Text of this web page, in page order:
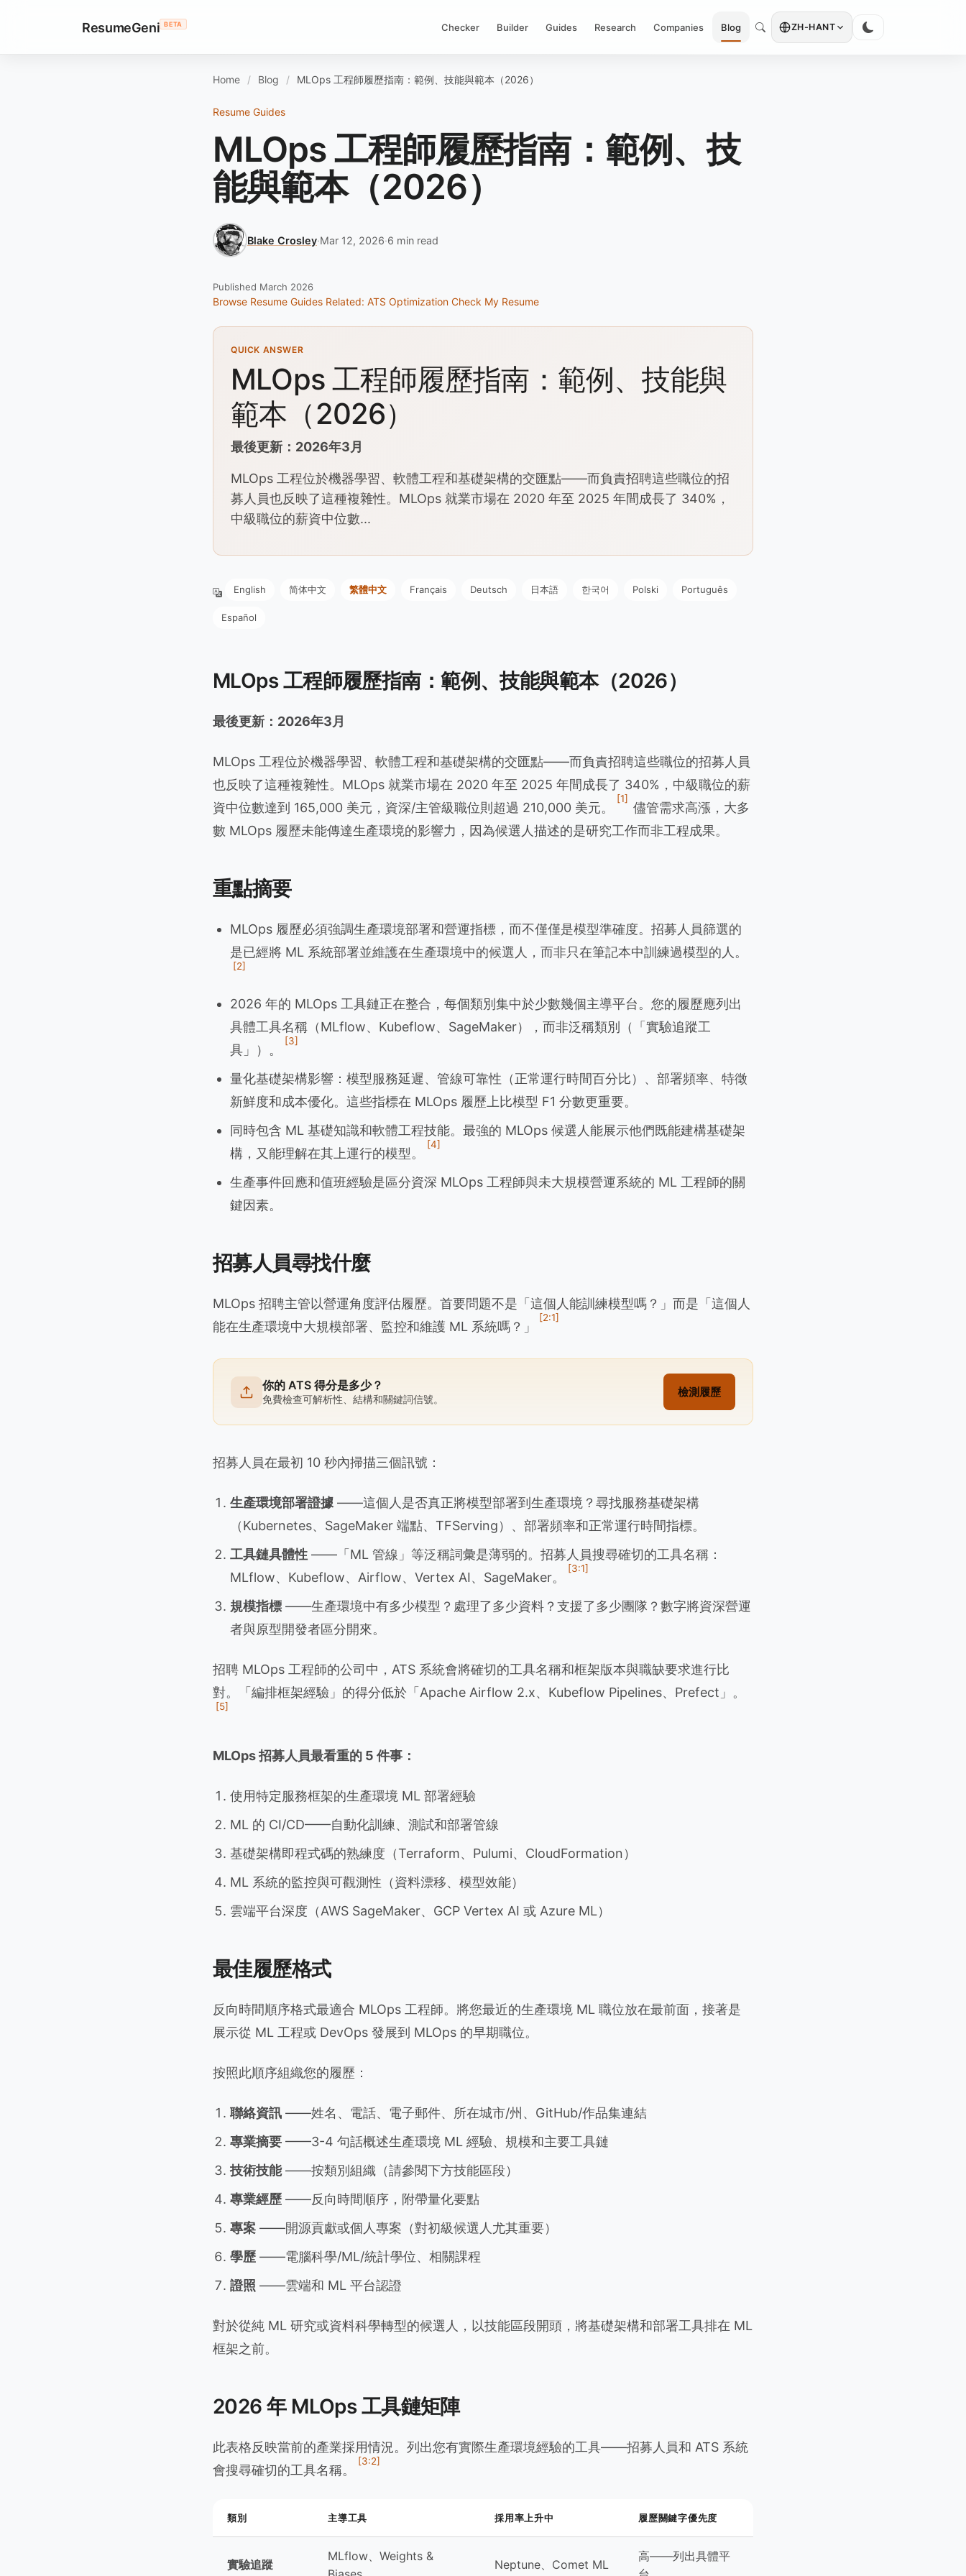
ResumeGeni BETA Checker Builder Guides Research Companies Blog ZH-HANT
Home Blog MLOps 工程師履歷指南：範例、技能與範本（2026）
Resume Guides
MLOps 工程師履歷指南：範例、技
能與範本（2026）
Blake Crosley·Mar 12, 2026·6 min read
Published March 2026
Browse Resume Guides Related: ATS Optimization Check My Resume
QUICK ANSWER
MLOps 工程師履歷指南：範例、技能與
範本（2026）
最後更新：2026年3月
MLOps 工程位於機器學習、軟體工程和基礎架構的交匯點——而負責招聘這些職位的招
募人員也反映了這種複雜性。MLOps 就業市場在 2020 年至 2025 年間成長了 340%，
中級職位的薪資中位數...
English 简体中文 繁體中文 Français Deutsch 日本語 한국어 Polski Português
Español
MLOps 工程師履歷指南：範例、技能與範本（2026）
最後更新：2026年3月
MLOps 工程位於機器學習、軟體工程和基礎架構的交匯點——而負責招聘這些職位的招募人員
也反映了這種複雜性。MLOps 就業市場在 2020 年至 2025 年間成長了 340%，中級職位的薪
資中位數達到 165,000 美元，資深/主管級職位則超過 210,000 美元。
[1]
儘管需求高漲，大多
數 MLOps 履歷未能傳達生產環境的影響力，因為候選人描述的是研究工作而非工程成果。
重點摘要
MLOps 履歷必須強調生產環境部署和營運指標，而不僅僅是模型準確度。招募人員篩選的
是已經將 ML 系統部署並維護在生產環境中的候選人，而非只在筆記本中訓練過模型的人。
[2]
2026 年的 MLOps 工具鏈正在整合，每個類別集中於少數幾個主導平台。您的履歷應列出
具體工具名稱（MLflow、Kubeflow、SageMaker），而非泛稱類別（「實驗追蹤工
具」）。
[3]
量化基礎架構影響：模型服務延遲、管線可靠性（正常運行時間百分比）、部署頻率、特徵
新鮮度和成本優化。這些指標在 MLOps 履歷上比模型 F1 分數更重要。
同時包含 ML 基礎知識和軟體工程技能。最強的 MLOps 候選人能展示他們既能建構基礎架
構，又能理解在其上運行的模型。
[4]
生產事件回應和值班經驗是區分資深 MLOps 工程師與未大規模營運系統的 ML 工程師的關
鍵因素。
招募人員尋找什麼
MLOps 招聘主管以營運角度評估履歷。首要問題不是「這個人能訓練模型嗎？」而是「這個人
能在生產環境中大規模部署、監控和維護 ML 系統嗎？」
[2:1]
你的 ATS 得分是多少？
免費檢查可解析性、結構和關鍵詞信號。
檢測履歷
招募人員在最初 10 秒內掃描三個訊號：
生產環境部署證據 ——這個人是否真正將模型部署到生產環境？尋找服務基礎架構
（Kubernetes、SageMaker 端點、TFServing）、部署頻率和正常運行時間指標。
工具鏈具體性 ——「ML 管線」等泛稱詞彙是薄弱的。招募人員搜尋確切的工具名稱：
MLflow、Kubeflow、Airflow、Vertex AI、SageMaker。
[3:1]
規模指標 ——生產環境中有多少模型？處理了多少資料？支援了多少團隊？數字將資深營運
者與原型開發者區分開來。
招聘 MLOps 工程師的公司中，ATS 系統會將確切的工具名稱和框架版本與職缺要求進行比
對。「編排框架經驗」的得分低於「Apache Airflow 2.x、Kubeflow Pipelines、Prefect」。
[5]
MLOps 招募人員最看重的 5 件事：
使用特定服務框架的生產環境 ML 部署經驗
ML 的 CI/CD——自動化訓練、測試和部署管線
基礎架構即程式碼的熟練度（Terraform、Pulumi、CloudFormation）
ML 系統的監控與可觀測性（資料漂移、模型效能）
雲端平台深度（AWS SageMaker、GCP Vertex AI 或 Azure ML）
最佳履歷格式
反向時間順序格式最適合 MLOps 工程師。將您最近的生產環境 ML 職位放在最前面，接著是
展示從 ML 工程或 DevOps 發展到 MLOps 的早期職位。
按照此順序組織您的履歷：
聯絡資訊 ——姓名、電話、電子郵件、所在城市/州、GitHub/作品集連結
專業摘要 ——3-4 句話概述生產環境 ML 經驗、規模和主要工具鏈
技術技能——按類別組織（請參閱下方技能區段）
專業經歷 ——反向時間順序，附帶量化要點
專案 ——開源貢獻或個人專案（對初級候選人尤其重要）
學歷 ——電腦科學/ML/統計學位、相關課程
證照 ——雲端和 ML 平台認證
對於從純 ML 研究或資料科學轉型的候選人，以技能區段開頭，將基礎架構和部署工具排在 ML
框架之前。
2026 年 MLOps 工具鏈矩陣
此表格反映當前的產業採用情況。列出您有實際生產環境經驗的工具——招募人員和 ATS 系統
會搜尋確切的工具名稱。
[3:2]
類別 主導工具 採用率上升中 履歷關鍵字優先度
實驗追蹤
MLflow、Weights &
Neptune、Comet ML
高——列出具體平